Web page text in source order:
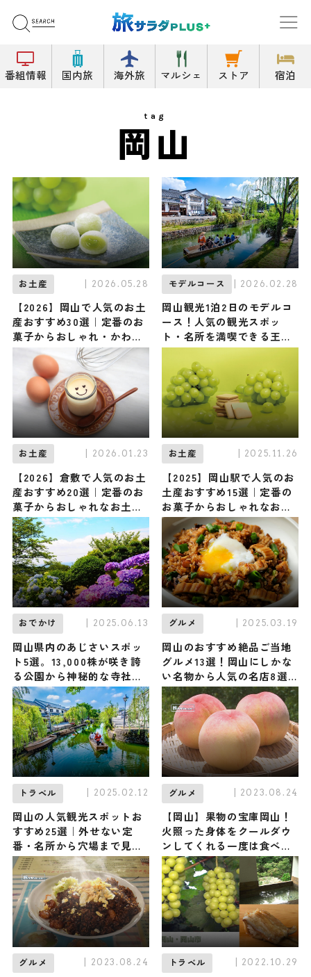
番組情報 国内旅 海外旅 マルシェ ストア 宿泊
tag
岡山
お土産 | 2026.05.28
【2026】岡山で人気のお土
産おすすめ30選｜定番のお
菓子からおしゃれ・かわい
いお土産、岡山限定まで幅
広く紹介
モデルコース | 2026.02.28
岡山観光1泊2日のモデルコ
ース！人気の観光スポッ
ト・名所を満喫できる王道
の旅程を紹介
お土産 | 2026.01.23
【2026】倉敷で人気のお土
産おすすめ20選｜定番のお
菓子からおしゃれなお土
産・ばらまき用まで幅広く
紹介
お土産 | 2025.11.26
【2025】岡山駅で人気のお
土産おすすめ15選｜定番の
お菓子からおしゃれなお土
産・ばらまき用まで幅広く
紹介
おでかけ | 2025.06.13
岡山県内のあじさいスポッ
ト5選。13,000株が咲き誇
る公園から神秘的な寺社風
景まで！
グルメ | 2025.03.19
岡山のおすすめ絶品ご当地
グルメ13選！岡山にしかな
い名物から人気の名店8選
も紹介
トラベル | 2025.02.12
岡山の人気観光スポットお
すすめ25選｜外せない定
番・名所から穴場まで見ど
ころ満載の観光地を紹介
グルメ | 2023.08.24
【岡山】果物の宝庫岡山！
火照った身体をクールダウ
ンしてくれる一度は食べた
いこだわり果実
グルメ | 2023.08.24 トラベル | 2022.10.29